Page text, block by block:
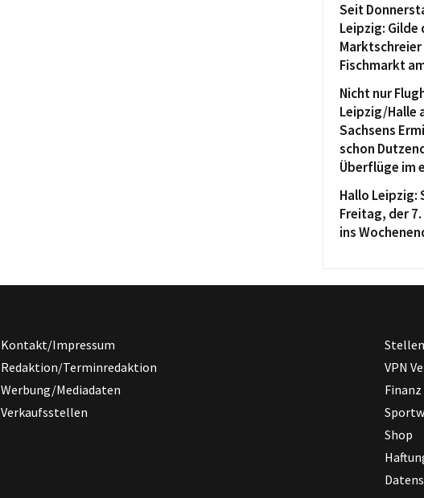
Seit
Leipzig: Gilde
Fischmarkt
Nicht nur
Leipzig/Halle
Sachsens
schon
Überflüge im
Hallo
Freitag, der
ins
Kontakt/Impressum
Redaktion/Terminredaktion
Werbung/Mediadaten
Verkaufsstellen
VPN
Shop